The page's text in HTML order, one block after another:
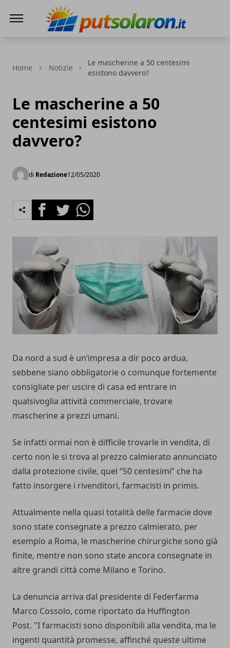
Home Notizie
Le mascherine a 50 centesimi
esistono davvero?
Le mascherine a 50
centesimi esistono
davvero?
di Redazione12/05/2020
FacebookTwitterWhatsapp
Da nord a sud è un’impresa a dir poco ardua,
sebbene siano obbligatorie o comunque fortemente
consigliate per uscire di casa ed entrare in
qualsivoglia attività commerciale, trovare
mascherine a prezzi umani.
Se infatti ormai non è difficile trovarle in vendita, di
certo non le si trova al prezzo calmierato annunciato
dalla protezione civile, quel “50 centesimi” che ha
fatto insorgere i rivenditori, farmacisti in primis.
Attualmente nella quasi totalità delle farmacie dove
sono state consegnate a prezzo calmierato, per
esempio a Roma, le mascherine chirurgiche sono già
finite, mentre non sono state ancora consegnate in
altre grandi città come Milano e Torino.
La denuncia arriva dal presidente di Federfarma
Marco Cossolo, come riportato da Huffington
Post. "I farmacisti sono disponibili alla vendita, ma le
ingenti quantità promesse, affinché queste ultime